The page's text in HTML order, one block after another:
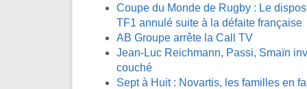
Coupe du Monde de Rugby : Le
TF1 annulé suite à la défaite française
AB Groupe arrête la Call TV
Jean-Luc Reichmann, Passi, Smaïn
couché
Sept à Huit : Novartis, les familles en